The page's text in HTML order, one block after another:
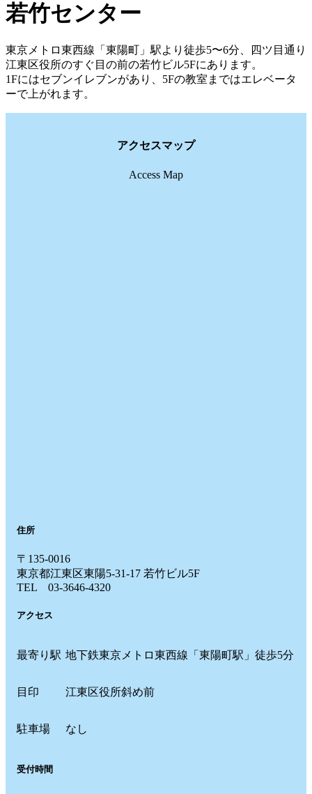
若竹センター
東京メトロ東西線「東陽町」駅より徒歩5〜6分、四ツ目通り
江東区役所のすぐ目の前の若竹ビル5Fにあります。
1Fにはセブンイレブンがあり、5Fの教室まではエレベータ
ーで上がれます。
アクセスマップ
Access Map
住所
〒135-0016
東京都江東区東陽5-31-17 若竹ビル5F
TEL 03-3646-4320
アクセス
最寄り駅 地下鉄東京メトロ東西線「東陽町駅」徒歩5分
目印 江東区役所斜め前
駐車場 なし
受付時間